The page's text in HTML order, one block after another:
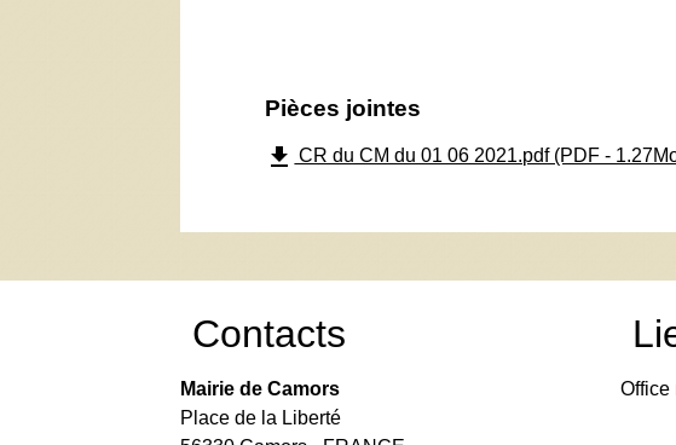
Pièces jointes
file_download CR du CM du 01 06 2021.pdf (PDF -
Contacts
Mairie de Camors
Place de la Liberté
Office